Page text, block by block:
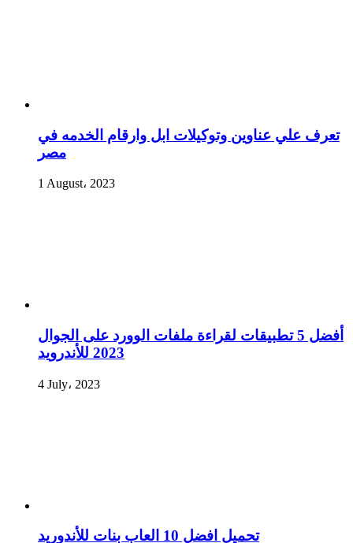
تعرف علي عناوين وتوكيلات ابل وارقام الخدمه في
مصر
1 August، 2023
أفضل 5 تطبيقات لقراءة ملفات الوورد على الجوال
2023 للأندرويد
4 July، 2023
تحميل افضل 10 العاب بنات للأندوريد